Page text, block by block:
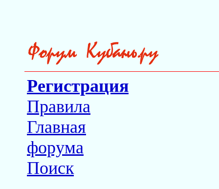
Регистрация
Правила
Главная
форума
Поиск